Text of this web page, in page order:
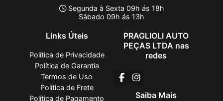
Segunda à Sexta 09h ás 18h
Sábado 09h ás 13h
Links Úteis
Política de Privacidade
Política de Garantia
Termos de Uso
Política de Frete
Política de Pagamento
PRAGLIOLI AUTO
PEÇAS LTDA nas
redes
Saiba Mais